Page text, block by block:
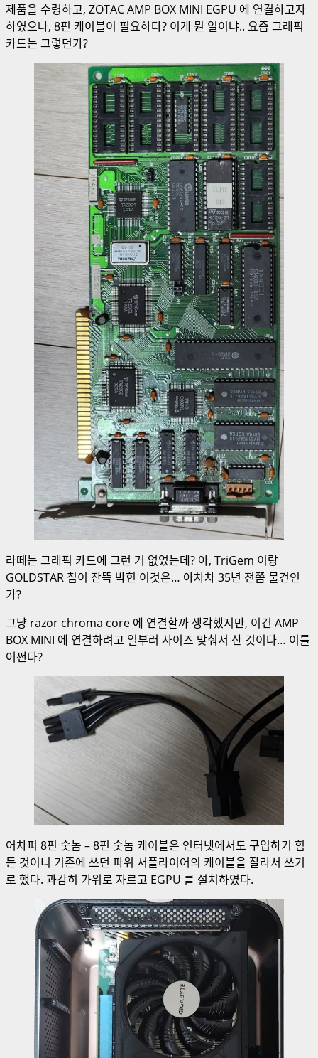
제품을 수령하고, ZOTAC AMP BOX MINI EGPU 에 연결하고자
하였으나, 8핀 케이블이 필요하다? 이게 뭔 일이냐.. 요즘 그래픽
카드는 그렇던가?
라떼는 그래픽 카드에 그런 거 없었는데? 아, TriGem 이랑
GOLDSTAR 칩이 잔뜩 박힌 이것은… 아차차 35년 전쯤 물건인
가?
그냥 razor chroma core 에 연결할까 생각했지만, 이건 AMP
BOX MINI 에 연결하려고 일부러 사이즈 맞춰서 산 것이다… 이를
어쩐다?
어차피 8핀 숫놈 – 8핀 숫놈 케이블은 인터넷에서도 구입하기 힘
든 것이니 기존에 쓰던 파워 서플라이어의 케이블을 잘라서 쓰기
로 했다. 과감히 가위로 자르고 EGPU 를 설치하였다.